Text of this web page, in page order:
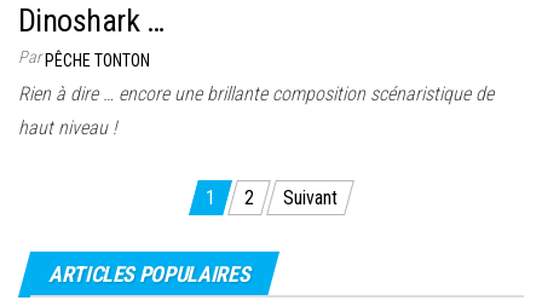
Dinoshark …
ParPÊCHE TONTON
Rien à dire … encore une brillante composition scénaristique de
haut niveau !
publications
1 2 Suivant
ARTICLES POPULAIRES